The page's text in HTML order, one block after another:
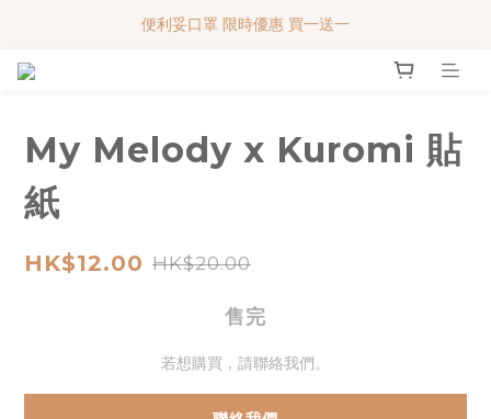
便利妥口罩 限時優惠 買一送一
便利妥口罩 限時優惠 買一送一
My Melody x Kuromi 貼
紙
HK$12.00 HK$20.00
售完
若想購買，請聯絡我們。